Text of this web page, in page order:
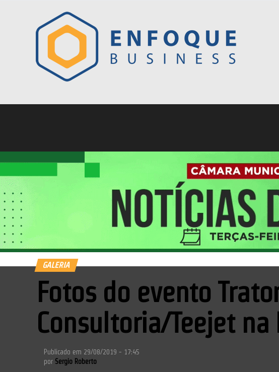
GALERIA
Fotos do evento
Consultoria/Teejet na
Publicado em 29/08/2019 - 17:45
por Sergio Roberto